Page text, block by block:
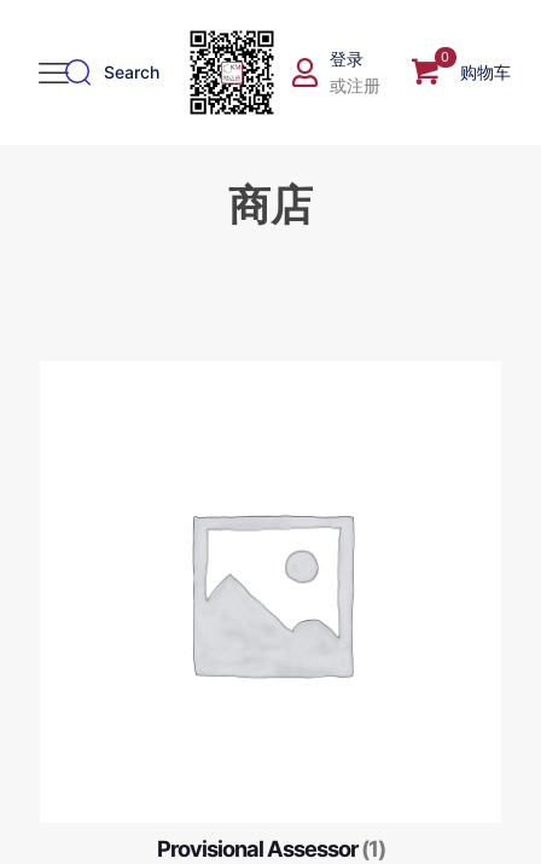
Search
登录
或注册
0
购物车
商店
Provisional Assessor(1)